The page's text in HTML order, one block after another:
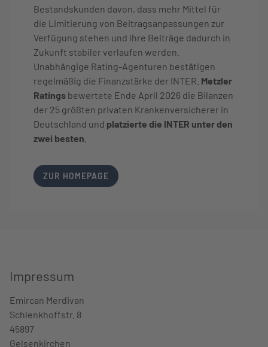
Bestandskunden davon, dass mehr Mittel für
die Limitierung von Beitragsanpassungen zur
Verfügung stehen und ihre Beiträge dadurch in
Zukunft stabiler verlaufen werden.
Unabhängige Rating-Agenturen bestätigen
regelmäßig die Finanzstärke der INTER. Metzler
Ratings bewertete Ende April 2026 die Bilanzen
der 25 größten privaten Krankenversicherer in
Deutschland und platzierte die INTER unter den
zwei besten
ZUR HOMEPAGE
LINK OPENS IN NEW TAB
Impressum
Emircan Merdivan
Schlenkhoffstr. 8
45897
Gelsenkirchen